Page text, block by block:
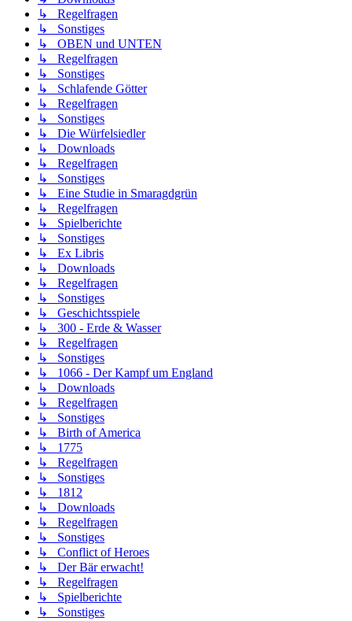
↳ Regelfragen
↳ Sonstiges
↳ OBEN und UNTEN
↳ Regelfragen
↳ Sonstiges
↳ Schlafende Götter
↳ Regelfragen
↳ Sonstiges
↳ Die Würfelsiedler
↳ Downloads
↳ Regelfragen
↳ Sonstiges
↳ Eine Studie in Smaragdgrün
↳ Regelfragen
↳ Spielberichte
↳ Sonstiges
↳ Ex Libris
↳ Downloads
↳ Regelfragen
↳ Sonstiges
↳ Geschichtsspiele
↳ 300 - Erde & Wasser
↳ Regelfragen
↳ Sonstiges
↳ 1066 - Der Kampf um England
↳ Downloads
↳ Regelfragen
↳ Sonstiges
↳ Birth of America
↳ 1775
↳ Regelfragen
↳ Sonstiges
↳ 1812
↳ Downloads
↳ Regelfragen
↳ Sonstiges
↳ Conflict of Heroes
↳ Der Bär erwacht!
↳ Regelfragen
↳ Spielberichte
↳ Sonstiges